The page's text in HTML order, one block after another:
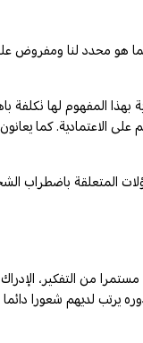
هو محدد لنا ومفروض
الاعتمادية. كما
المتعلقة باضطراب
من التفكير،
يرتب لديهم شعورا دائما